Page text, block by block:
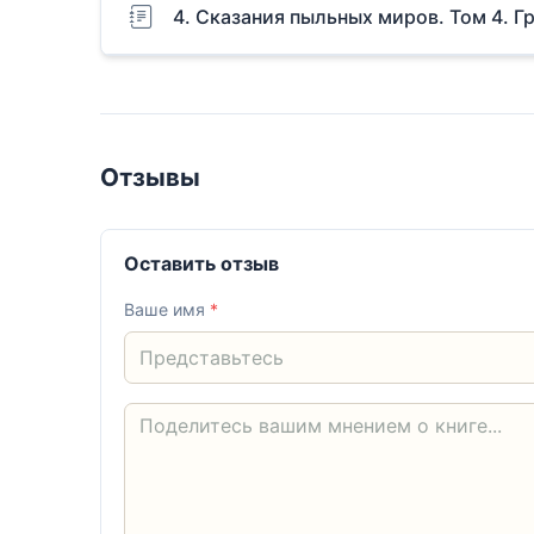
4. Сказания пыльных миров. Том 4.
Отзывы
Оставить отзыв
Ваше имя *